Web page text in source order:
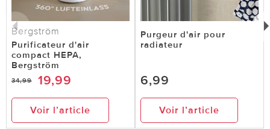
Bergström
Purificateur d'air
compact HEPA,
Bergström
34,99 19,99
Voir l’article
Purgeur d'air pour
radiateur
6,99
Voir l’article